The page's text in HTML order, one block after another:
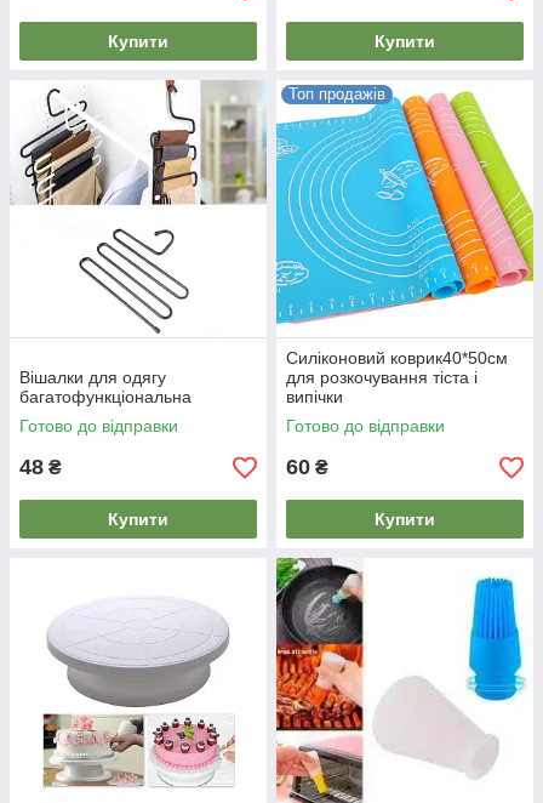
Купити Купити
Вішалки для одягу
багатофункціональна
Готово до відправки
48 ₴
Купити
Топ продажів
Силіконовий коврик40*50см
для розкочування тіста і
випічки
Готово до відправки
60 ₴
Купити